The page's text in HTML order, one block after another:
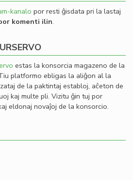
kanalo por resti ĝisdata pri la lastaj
komenti ilin.
estas la konsorcia magazeno de la
platformo ebligas la aliĝon al la
de la paktintaj establoj, aĉeton de
kaj multe pli. Vizitu ĝin tuj por
eldonaj novaĵoj de la konsorcio.